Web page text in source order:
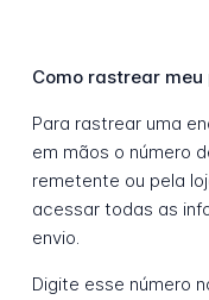
Como rastrear
Para rastrear uma
em mãos o número
remetente ou pela
acessar todas as
envio.
Digite esse número